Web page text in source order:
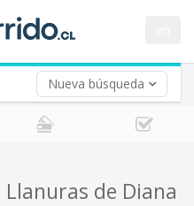
Nueva búsqueda
de Diana